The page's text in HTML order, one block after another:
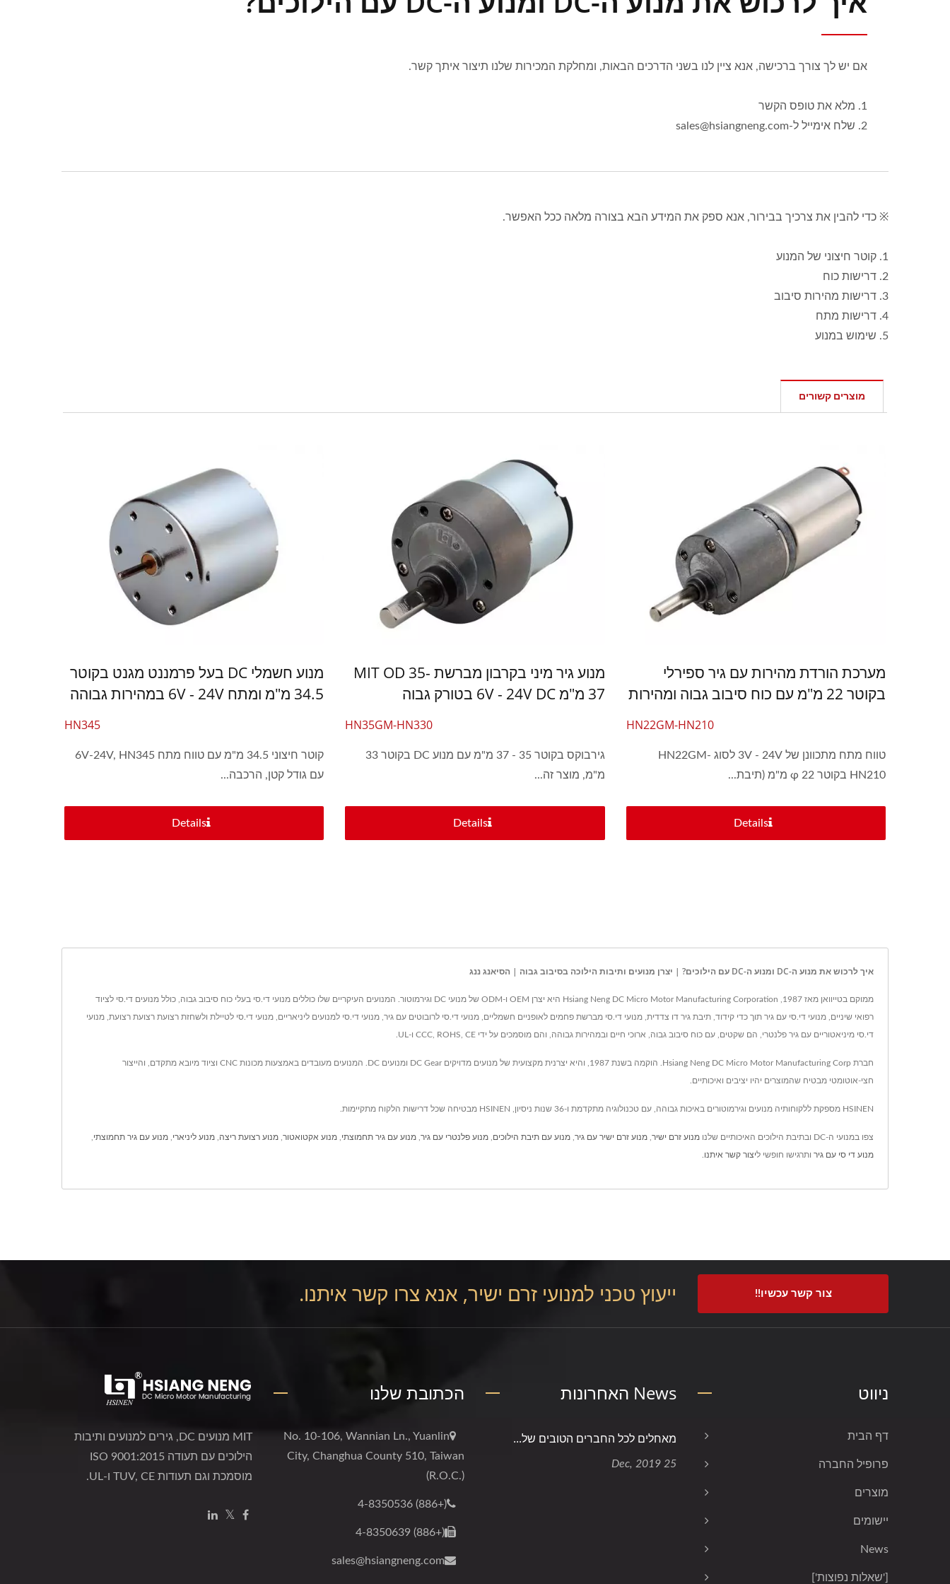
אם יש לך צורך ברכישה, אנא ציין לנו בשני הדרכים הבאות, ומחלקת המכירות שלנו תיצור איתך קשר.
1. מלא את טופס הקשר
2. שלח אימייל ל-sales@hsiangneng.com
※ כדי להבין את צרכיך בבירור, אנא ספק את המידע הבא בצורה מלאה ככל האפשר.
1. קוטר חיצוני של המנוע
2. דרישות כוח
3. דרישות מהירות סיבוב
4. דרישות מתח
5. שימוש במנוע
מוצרים קשורים
מערכת הורדת מהירות עם גיר ספירלי
בקוטר 22 מ"מ עם כוח סיבוב גבוה ומהירות
HN22GM-HN210
טווח מתח מתכוונן של 3V - 24V לסוג HN22GM-
HN210 בקוטר φ 22 מ"מ (תיבת...
Details
מנוע גיר מיני בקרבון מברשת MIT OD 35-
37 מ"מ 6V - 24V DC בטורק גבוה
HN35GM-HN330
גירבוקס בקוטר 35 - 37 מ"מ עם מנוע DC בקוטר 33
מ"מ, מוצר זה...
Details
מנוע חשמלי DC בעל פרמננט מגנט בקוטר
34.5 מ"מ ומתח 6V - 24V במהירות גבוהה
HN345
קוטר חיצוני 34.5 מ"מ עם טווח מתח 6V-24V, HN345
עם גודל קטן, הרכבה...
Details
איך לרכוש את מנוע ה-DC ומנוע ה-DC עם הילוכים? | יצרן מנועים ותיבות הילוכה בסיבוב גבוה | הסיאנג ננג
ממוקם בטייוואן מאז 1987, Hsiang Neng DC Micro Motor Manufacturing Corporation היא יצרן OEM ו-ODM של מנועי DC וגירמוטור. המנועים העיקריים שלו כוללים מנועי די.סי בעלי כוח סיבוב גבוה, כולל מנועים די.סי לציוד
רפואי שיניים, מנועי די.סי עם גיר תוך כדי קידוד, תיבת גיר דו צדדית, מנועי די.סי מברשת פחמים לאופניים חשמליים, מנועי די.סי לרובוטים עם גיר, מנועי די.סי למנועים ליניאריים, מנועי די.סי לטיילת ולשחזת רצועת רצועת רצועת, מנועי
די.סי מיניאטוריים עם גיר פלנטרי, הם שקטים, עם כוח סיבוב גבוה, ארוכי חיים ובמהירות גבוהה, והם מוסמכים על ידי CCC, ROHS, CE ו-UL.
חברת Hsiang Neng DC Micro Motor Manufacturing Corp. הוקמה בשנת 1987, והיא יצרנית מקצועית של מנועים מדויקים DC Gear ומנועים DC. המנועים מעובדים באמצעות מכונות CNC וציוד מיובא מתקדם, והייצור
חצי-אוטומטי מבטיח שהמוצרים יהיו יציבים ואיכותיים.
HSINEN מספקת ללקוחותיה מנועים וגירמוטורים באיכות גבוהה, עם טכנולוגיה מתקדמת ו-36 שנות ניסיון, HSINEN מבטיחה שכל דרישות הלקוח מתקיימות.
צפו במנועי ה-DC ובתיבת הילוכים האיכותיים שלנו מנוע זרם ישיר מנוע זרם ישיר עם גיר מנוע עם תיבת הילוכים מנוע פלנטרי עם גיר מנוע עם גיר תחמוצתי מנוע אקטואטור מנוע רצועת ריצה מנוע ליניארי מנוע עם גיר תחמוצתי
מנוע די סי עם גיר ותרגישו חופשי ליצור קשר איתנו
ייעוץ טכני למנועי זרם ישיר, אנא צרו קשר איתנו. צור קשר עכשיו!!
MIT מנועים DC, גירים למנועים ותיבות
הילוכים עם תעודה ISO 9001:2015
מוסמכת וגם תעודות TUV, CE ו-UL.
הכתובת שלנו
No. 10-106, Wannian Ln., Yuanlin
City, Changhua County 510, Taiwan
(R.O.C.)
(+886) 4-8350536
(+886) 4-8350639
sales@hsiangneng.com
News האחרונות
מאחלים לכל החברים הטובים של...
25 Dec, 2019
ניווט
דף הבית
פרופיל החברה
מוצרים
יישומים
News
['שאלות נפוצות']